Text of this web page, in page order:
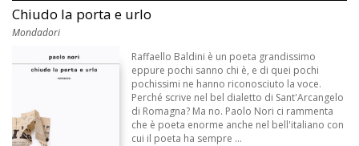
Chiudo la porta e urlo
Mondadori
Raffaello Baldini è un poeta grandissimo
eppure pochi sanno chi è, e di quei pochi
pochissimi ne hanno riconosciuto la voce.
Perché scrive nel bel dialetto di Sant'Arcangelo
di Romagna? Ma no. Paolo Nori ci rammenta
che è poeta enorme anche nel bell'italiano con
cui il poeta ha sempre ...